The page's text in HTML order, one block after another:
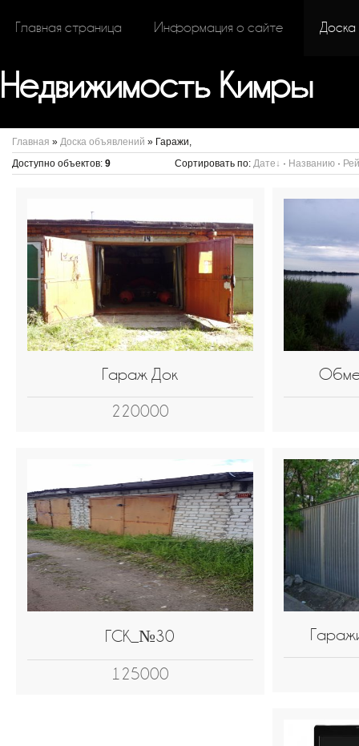
Главная страница Информация о сайте Доска
Недвижимость Кимры
Главная » Доска объявлений » Гаражи,
Доступно объектов: 9 Сортировать по: Дате · Названию ·
Гараж Док
220000
ГСК_№30
125000